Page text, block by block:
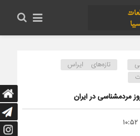
تازه‌های ایراس
مردمشناسی در ایران